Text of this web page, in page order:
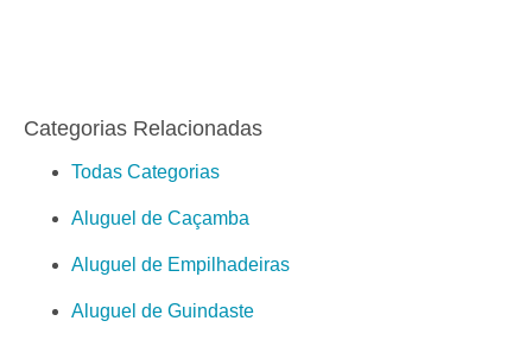
Categorias Relacionadas
Todas Categorias
Aluguel de Caçamba
Aluguel de Empilhadeiras
Aluguel de Guindaste